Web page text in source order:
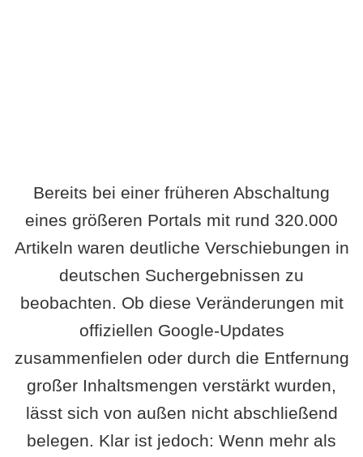
Bereits bei einer früheren Abschaltung
eines größeren Portals mit rund 320.000
Artikeln waren deutliche Verschiebungen in
deutschen Suchergebnissen zu
beobachten. Ob diese Veränderungen mit
offiziellen Google-Updates
zusammenfielen oder durch die Entfernung
großer Inhaltsmengen verstärkt wurden,
lässt sich von außen nicht abschließend
belegen. Klar ist jedoch: Wenn mehr als